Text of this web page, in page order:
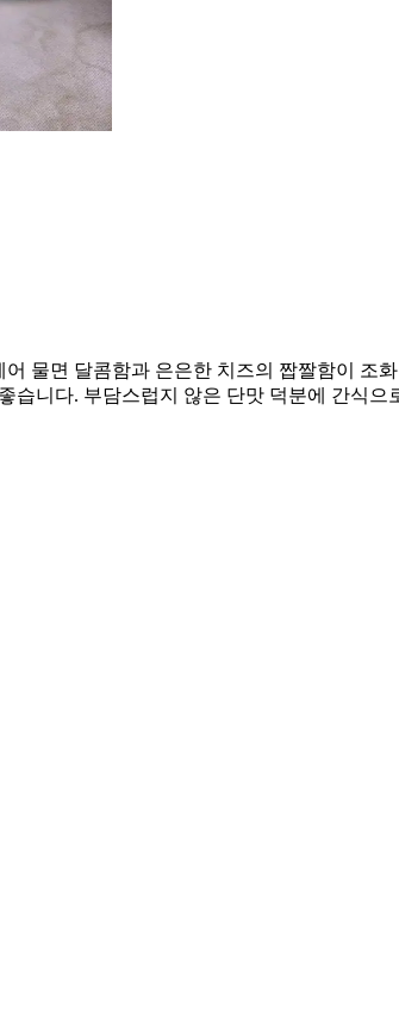
물면 달콤함과 은은한 치즈의 짭짤함이 조
니다. 부담스럽지 않은 단맛 덕분에 간식